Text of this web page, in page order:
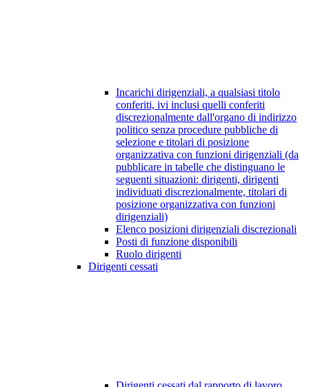
Incarichi dirigenziali, a qualsiasi titolo
conferiti, ivi inclusi quelli conferiti
discrezionalmente dall'organo di indirizzo
politico senza procedure pubbliche di
selezione e titolari di posizione
organizzativa con funzioni dirigenziali (da
pubblicare in tabelle che distinguano le
seguenti situazioni: dirigenti, dirigenti
individuati discrezionalmente, titolari di
posizione organizzativa con funzioni
dirigenziali)
Elenco posizioni dirigenziali discrezionali
Posti di funzione disponibili
Ruolo dirigenti
Dirigenti cessati